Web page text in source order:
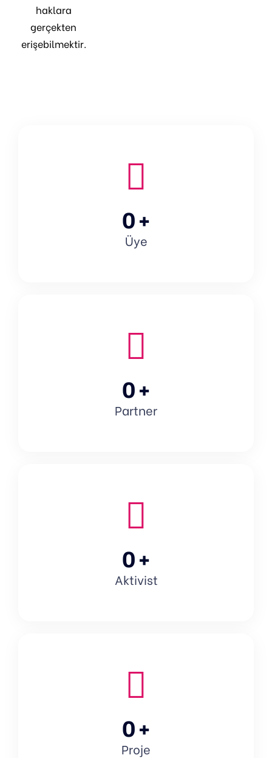
haklara
gerçekten
erişebilmektir.
0+
Üye
0+
Partner
0+
Aktivist
0+
Proje